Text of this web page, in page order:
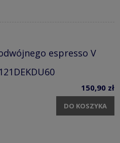
espresso V
150,90 zł
DO KOSZYKA